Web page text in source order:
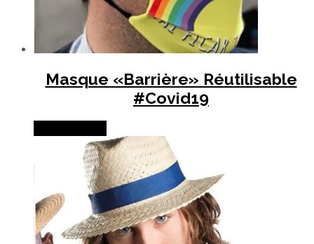
Masque «Barrière» Réutilisable
#Covid19